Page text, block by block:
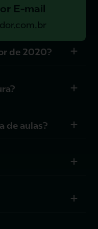
E-mail
de 2020?
de aulas?